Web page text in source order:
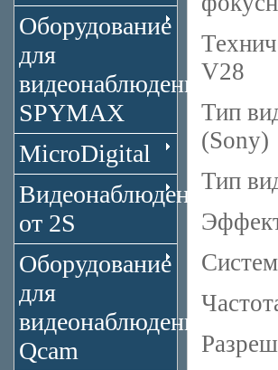
Оборудование
для
видеонаблюдения
SPYMAX
MicroDigital
Видеонаблюдение
от 2S
Оборудование
для
видеонаблюдения
Qcam
V28
Тип
(Sony)
Тип